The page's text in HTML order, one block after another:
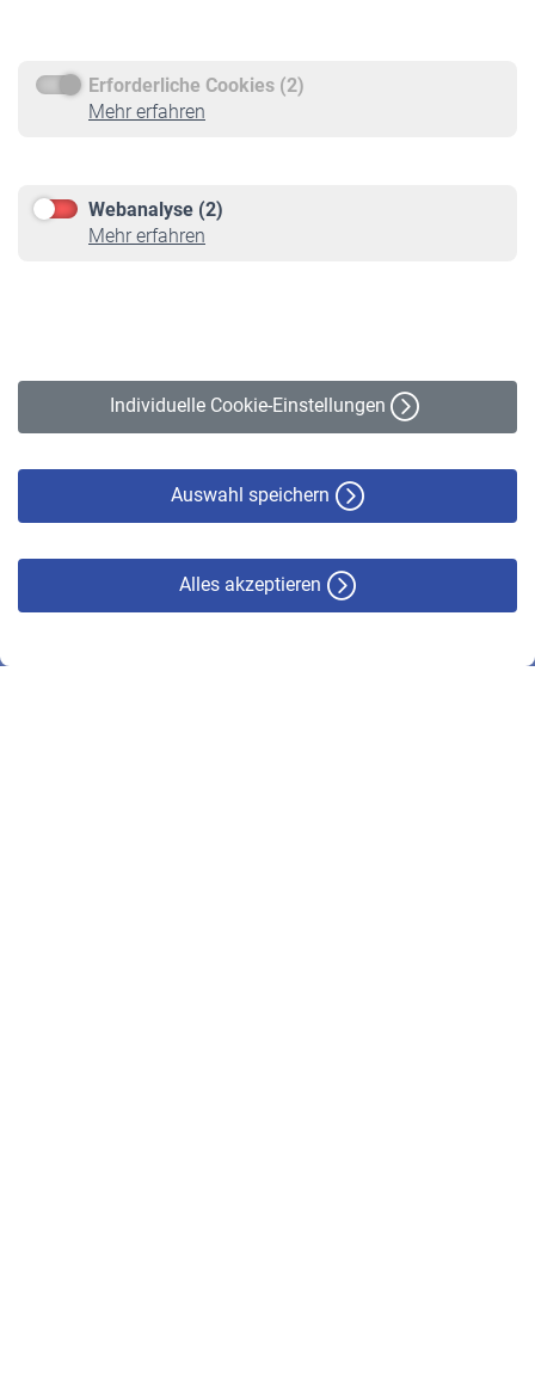
Erforderliche Cookies (2)
Mehr erfahren
Webanalyse (2)
Mehr erfahren
Individuelle Cookie-Einstellungen
Auswahl speichern
Alles akzeptieren
Service
Informationen
Online-Rechner
VBLnewsletter
Erklärung zur Barrierefreiheit
© VBL 2026